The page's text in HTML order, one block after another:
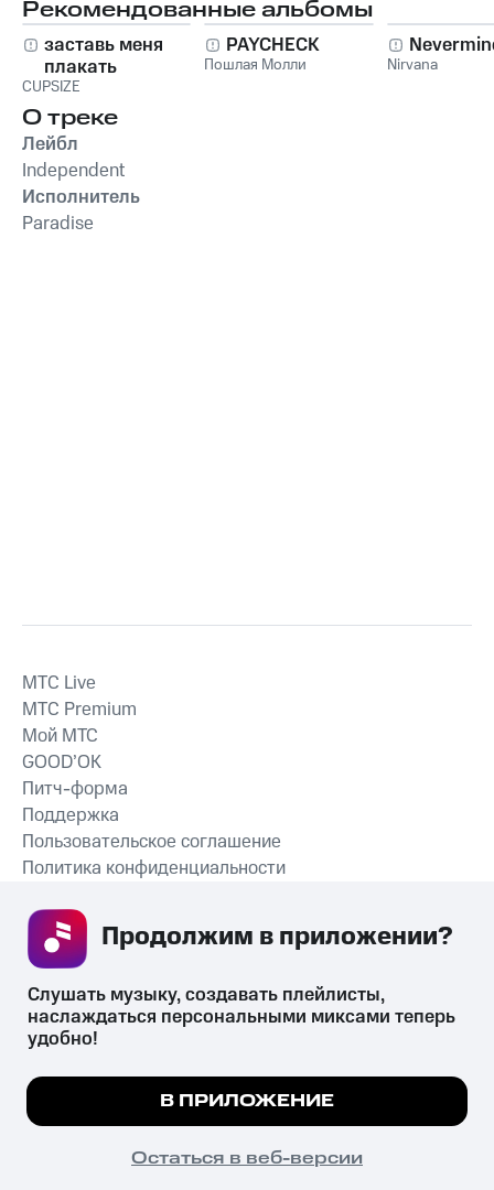
Рекомендованные альбомы
заставь меня
плакать
CUPSIZE
PAYCHECK
Пошлая Молли Nirvana
О треке
Лейбл
Independent
Исполнитель
Paradise
СКАЧАТЬ ПРИЛОЖЕНИЕ
MTС Live
MTС Premium
Мой МТС
GOOD’OK
Питч-форма
Поддержка
Пользовательское соглашение
Политика конфиденциальности
психотропных веществ, их аналогов причиняет вред здоровью,
их незаконный оборот запрещён и влечёт установленную
законодательством ответственность.
© 2026 ООО «КИОН».
Все права защищены
Мы используем куки, чтобы на сайте все
Подробнее
ПОНЯТНО
Слушать музыку, создавать плейлисты,
наслаждаться персональными миксами теперь
удобно!
В ПРИЛОЖЕНИЕ
Остаться в веб-версии